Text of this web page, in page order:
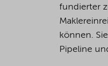
fundierter
können.
Pipeline